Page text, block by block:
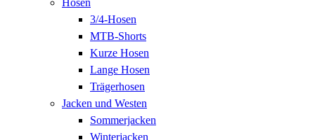
3/4-Hosen
MTB-Shorts
Kurze Hosen
Lange Hosen
Trägerhosen
Jacken und Westen
Sommerjacken
Winterjacken